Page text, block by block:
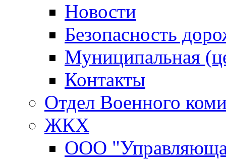
Новости
Безопасность
Муниципальная
Контакты
Отдел Военного
ЖКХ
ООО